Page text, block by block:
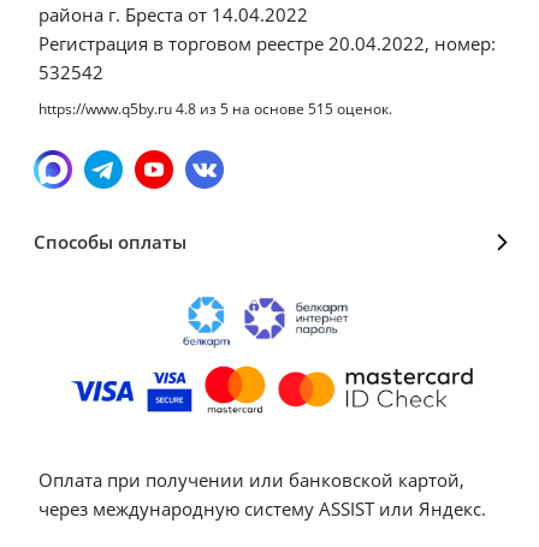
района г. Бреста от 14.04.2022
Регистрация в торговом реестре 20.04.2022, номер:
532542
https://www.q5by.ru4.8 из5 на основе 515оценок.
Способы оплаты
Оплата при получении или банковской картой,
через международную систему ASSIST или Яндекс.